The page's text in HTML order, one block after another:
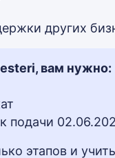
других
вам нужно:
подачи
этапов и